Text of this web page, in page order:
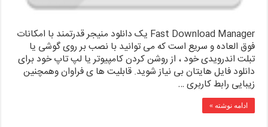
Fast Download Manager یک دانلود منیجر قدرتمند با امکانات
فوق العاده و سریع است که می توانید با نصب بر روی گوشی یا
تبلت اندرویدی خود ، از روشن کردن کامپیوتر یا لپ تاپ خود برای
دانلود فایل هایتان بی نیاز شوید. قابلیت ها ی فراوان وهمچنین
زیبایی رابط کاربری …
ادامه نوشته »